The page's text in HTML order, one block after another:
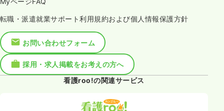
転職・派遣就業サポート利用規約および個人情報保護方針
お問い合わせフォーム
採用・求人掲載をお考えの方へ
看護roo!の関連サービス